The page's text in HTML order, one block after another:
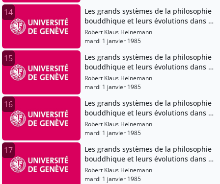
14
Les grands systèmes de la philosophie
bouddhique et leurs évolutions dans le
bouddhisme japonais
Robert Klaus Heinemann
mardi 1 janvier 1985
15
Les grands systèmes de la philosophie
bouddhique et leurs évolutions dans le
bouddhisme japonais
Robert Klaus Heinemann
mardi 1 janvier 1985
16
Les grands systèmes de la philosophie
bouddhique et leurs évolutions dans le
bouddhisme japonais
Robert Klaus Heinemann
mardi 1 janvier 1985
17
Les grands systèmes de la philosophie
bouddhique et leurs évolutions dans le
bouddhisme japonais
Robert Klaus Heinemann
mardi 1 janvier 1985